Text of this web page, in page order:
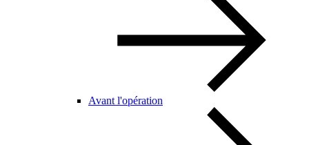
Avant l'opération